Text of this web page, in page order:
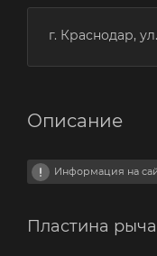
г. Краснодар,
Описание
Информация на
Пластина